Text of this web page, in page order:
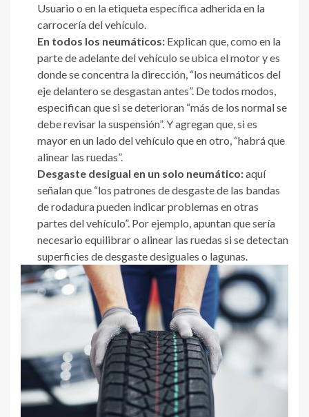
Usuario o en la etiqueta específica adherida en la
carrocería del vehículo.
En todos los neumáticos: Explican que, como en la
parte de adelante del vehículo se ubica el motor y es
donde se concentra la dirección, “los neumáticos del
eje delantero se desgastan antes”. De todos modos,
especifican que si se deterioran “más de los normal se
debe revisar la suspensión”. Y agregan que, si es
mayor en un lado del vehículo que en otro, “habrá que
alinear las ruedas”.
Desgaste desigual en un solo neumático:aquí
señalan que “los patrones de desgaste de las bandas
de rodadura pueden indicar problemas en otras
partes del vehículo”. Por ejemplo, apuntan que sería
necesario equilibrar o alinear las ruedas si se detectan
superficies de desgaste desiguales o lagunas.